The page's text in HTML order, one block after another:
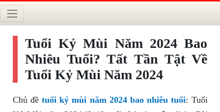
Tuổi Kỷ Mùi Năm 2024 Bao
Nhiêu Tuổi? Tất Tần Tật Về
Tuổi Kỷ Mùi Năm 2024
Chủ đề tuổi kỷ mùi năm 2024 bao nhiêu tuổi: Tuổi